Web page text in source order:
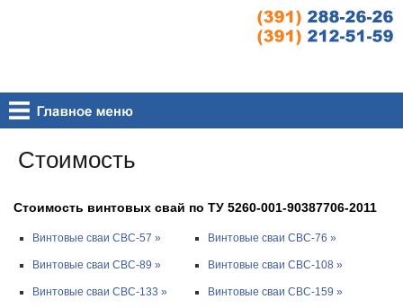
Стоимость
Стоимость винтовых свай по ТУ 5260-001-90387706-2011
Винтовые сваи СВС-57 » Винтовые сваи СВС-76 »
Винтовые сваи СВС-89 » Винтовые сваи СВС-108 »
Винтовые сваи СВС-133 » Винтовые сваи СВС-159 »